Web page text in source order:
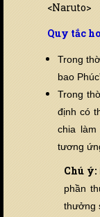
<Naruto>
Quy tắc
Trong
bao
Trong
định có
chia
tương
Chú ý:
phần
thưởng